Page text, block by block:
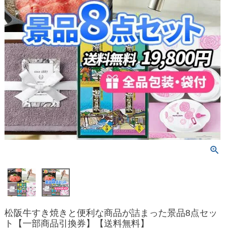
松阪牛すき焼きと便利な商品が詰まった景品8点セッ
ト【一部商品引換券】【送料無料】